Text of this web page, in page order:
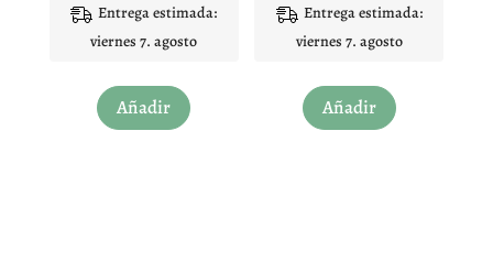
producto
producto
de 5
Entrega estimada:
viernes 7. agosto
Añadir
producto
de 5
Entrega estimada:
viernes 7. agosto
Añadir
producto